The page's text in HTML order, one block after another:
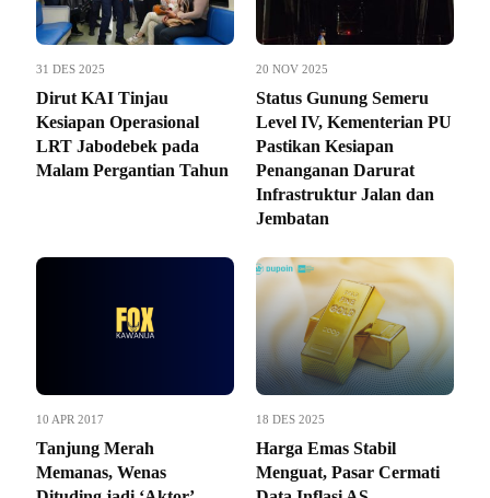
31 DES 2025
Dirut KAI Tinjau
Kesiapan Operasional
LRT Jabodebek pada
Malam Pergantian Tahun
20 NOV 2025
Status Gunung Semeru
Level IV, Kementerian PU
Pastikan Kesiapan
Penanganan Darurat
Infrastruktur Jalan dan
Jembatan
10 APR 2017
Tanjung Merah
Memanas, Wenas
18 DES 2025
Harga Emas Stabil
Menguat, Pasar Cermati